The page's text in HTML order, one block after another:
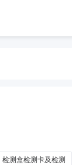
检测盒检测卡及检测